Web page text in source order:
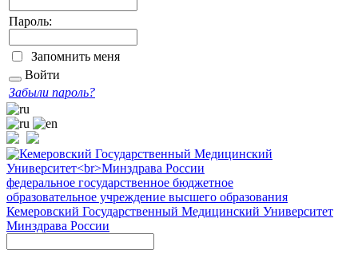
Пароль:
Запомнить меня
Войти
Забыли пароль?
федеральное государственное бюджетное
образовательное учреждение высшего образования
Кемеровский Государственный Медицинский Университет
Минздрава России